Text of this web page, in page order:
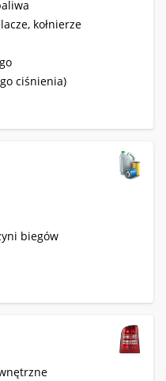
kołnierze
ciśnienia)
biegów